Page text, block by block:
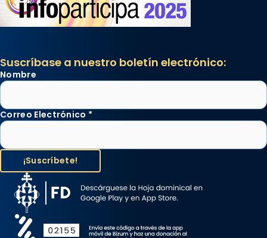
Suscríbase a nuestro boletín electrónico:
Nombre
Correo Electrónico *